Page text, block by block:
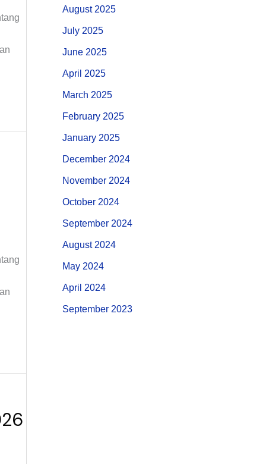
August 2025
July 2025
June 2025
April 2025
March 2025
February 2025
January 2025
December 2024
November 2024
October 2024
September 2024
August 2024
May 2024
April 2024
September 2023